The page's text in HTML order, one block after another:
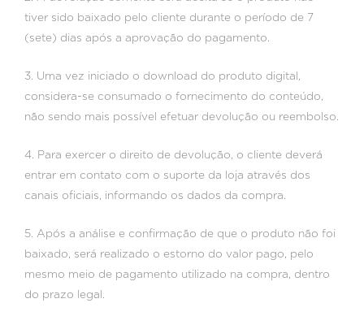
tiver sido baixado pelo cliente durante o período de 7
(sete) dias após a aprovação do pagamento.
3. Uma vez iniciado o download do produto digital,
considera-se consumado o fornecimento do conteúdo,
não sendo mais possível efetuar devolução ou reembolso.
4. Para exercer o direito de devolução, o cliente deverá
entrar em contato com o suporte da loja através dos
canais oficiais, informando os dados da compra.
5. Após a análise e confirmação de que o produto não foi
baixado, será realizado o estorno do valor pago, pelo
mesmo meio de pagamento utilizado na compra, dentro
do prazo legal.